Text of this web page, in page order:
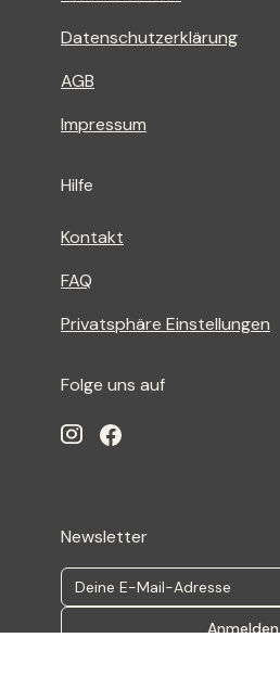
Datenschutzerklärung
AGB
Impressum
Hilfe
Kontakt
FAQ
Privatsphäre Einstellungen
Folge uns auf
Newsletter
Anmelden